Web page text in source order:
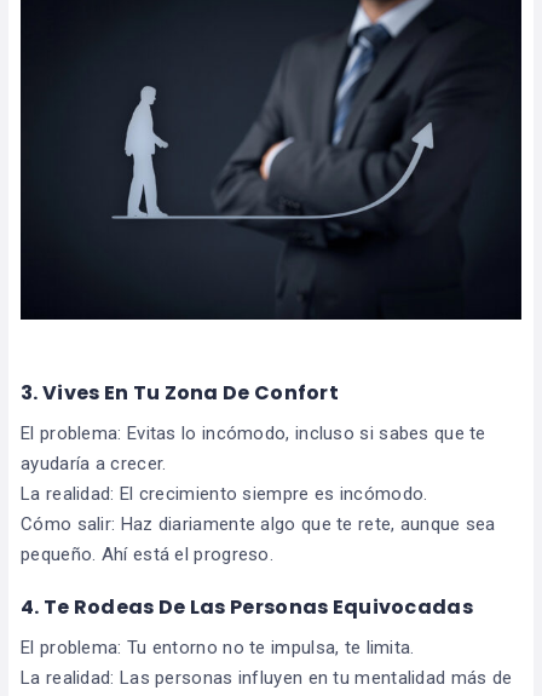
3. Vives En Tu Zona De Confort
El problema: Evitas lo incómodo, incluso si sabes que te
ayudaría a crecer.
La realidad: El crecimiento siempre es incómodo.
Cómo salir: Haz diariamente algo que te rete, aunque sea
pequeño. Ahí está el progreso.
4. Te Rodeas De Las Personas Equivocadas
El problema: Tu entorno no te impulsa, te limita.
La realidad: Las personas influyen en tu mentalidad más de